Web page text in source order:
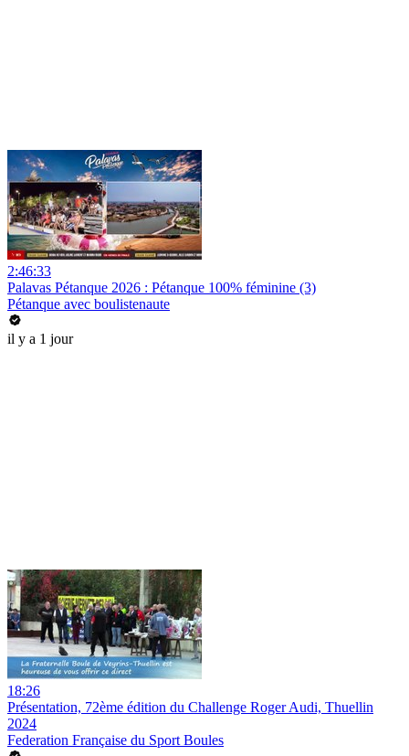
2:46:33
Palavas Pétanque 2026 : Pétanque 100% féminine (3)
Pétanque avec boulistenaute
il y a 1 jour
18:26
Présentation, 72ème édition du Challenge Roger Audi, Thuellin
2024
Federation Française du Sport Boules